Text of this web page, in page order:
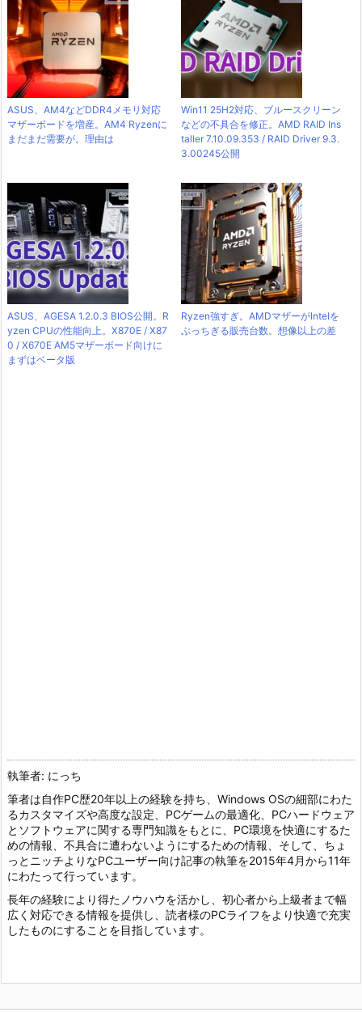
ASUS、AM4などDDR4メモリ対応
マザーボードを増産。AM4 Ryzenに
まだまだ需要が。理由は
Win11 25H2対応、ブルースクリーン
などの不具合を修正。AMD RAID Ins
taller 7.10.09.353 / RAID Driver 9.3.
3.00245公開
ASUS、AGESA 1.2.0.3 BIOS公開。R
yzen CPUの性能向上。X870E / X87
0 / X670E AM5マザーボード向けに
まずはベータ版
Ryzen強すぎ。AMDマザーがIntelを
ぶっちぎる販売台数。想像以上の差
執筆者: にっち
筆者は自作PC歴20年以上の経験を持ち、Windows OSの細部にわた
るカスタマイズや高度な設定、PCゲームの最適化、PCハードウェア
とソフトウェアに関する専門知識をもとに、PC環境を快適にするた
めの情報、不具合に遭わないようにするための情報、そして、ちょ
っとニッチよりなPCユーザー向け記事の執筆を2015年4月から11年
にわたって行っています。
長年の経験により得たノウハウを活かし、初心者から上級者まで幅
広く対応できる情報を提供し、読者様のPCライフをより快適で充実
したものにすることを目指しています。